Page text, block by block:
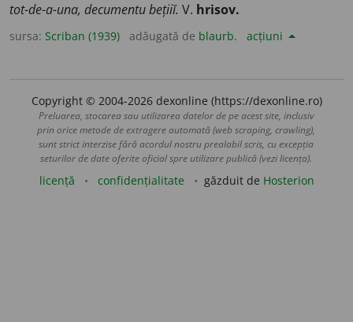
tot-de-a-una, decumentu bețiiĭ. V. hrisov.
sursa: Scriban (1939) adăugată de blaurb. acțiuni
Copyright © 2004-2026 dexonline (https://dexonline.ro)
Preluarea, stocarea sau utilizarea datelor de pe acest site, inclusiv
prin orice metode de extragere automată (web scraping, crawling),
sunt strict interzise fără acordul nostru prealabil scris, cu excepția
seturilor de date oferite oficial spre utilizare publică (vezi licența).
licență confidențialitate găzduit de Hosterion